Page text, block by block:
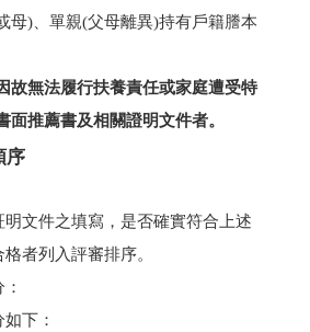
母)、單親(父母離異)持有戶籍謄本
故無法履行扶養責任或家庭遭受特
面推薦書及相關證明文件者。
序
文件之填寫，是否確實符合上述
者列入評審排序。
下：